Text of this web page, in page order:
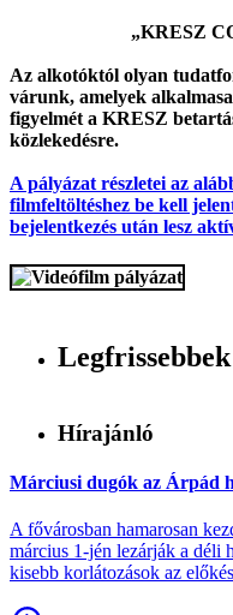
„KRESZ
Az alkotóktól olyan
várunk, amelyek
figyelmét a KRESZ
közlekedésre.
A pályázat részletei az
filmfeltöltéshez be kell
bejelentkezés után lesz
Legfrissebbek
Hírajánló
Márciusi dugók az Árpád
A fővárosban hamarosan
március 1-jén lezárják a déli
kisebb korlátozások az